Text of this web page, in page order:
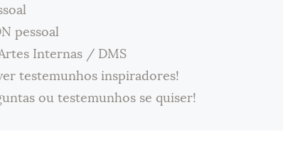
pessoal
Internas / DMS
testemunhos inspiradores!
ou testemunhos se quiser!